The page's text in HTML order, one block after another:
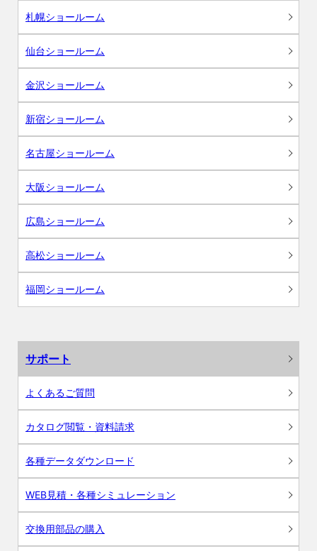
札幌ショールーム
仙台ショールーム
金沢ショールーム
新宿ショールーム
名古屋ショールーム
大阪ショールーム
広島ショールーム
高松ショールーム
福岡ショールーム
サポート
よくあるご質問
カタログ閲覧・資料請求
各種データダウンロード
WEB見積・各種シミュレーション
交換用部品の購入